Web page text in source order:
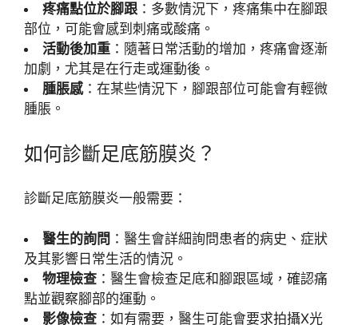
疼痛點位於腳跟 ：多數情況下，疼痛集中在腳跟
部位，可能會感到刺痛或酸痛。
活動後加重 ：隨著日常活動的增加，疼痛會逐漸
加劇，尤其是在行走或運動後。
腫脹感：在某些情況下，腳跟部位可能會有輕微
腫脹。
如何診斷足底筋膜炎？
診斷足底筋膜炎一般需要：
醫生的詢問 ：醫生會詳細詢問患者的病史、症狀
及其影響日常生活的情況。
物理檢查 ：醫生會檢查足底和腳跟區域，確認痛
點並觀察腳部的運動。
影像檢查 ：如有需要，醫生可能會要求拍攝X光